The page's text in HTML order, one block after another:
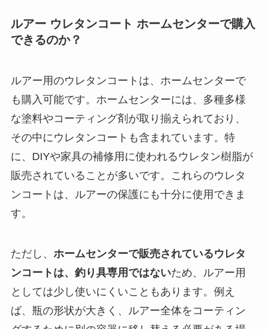
ルアー ウレタンコート ホームセンターで購入
できるのか？
ルアー用のウレタンコートは、ホームセンターで
も購入可能です。ホームセンターには、多種多様
な塗料やコーティング剤が取り揃えられており、
その中にウレタンコートも含まれています。特
に、DIYや家具の補修用に使われるウレタン樹脂が
販売されていることが多いです。これらのウレタ
ンコートは、ルアーの保護にも十分に使用できま
す。
ただし、 ホームセンターで販売されているウレタ
ンコートは、釣り具専用ではないため、ルアー用
としては少し使いにくいこともあります。例え
ば、瓶の形状が大きく、ルアー全体をコーティン